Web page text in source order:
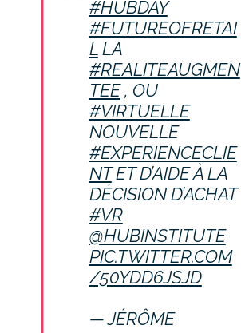
#HUBDAY
#FUTUREOFRETAI
LLA
#REALITEAUGMEN
TEE, OU
#VIRTUELLE
NOUVELLE
#EXPERIENCECLIE
NTET D’AIDE À LA
DÉCISION D’ACHAT
#VR
@HUBINSTITUTE
PIC.TWITTER.COM
/50YDD6JSJD
— JÉRÔME